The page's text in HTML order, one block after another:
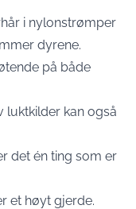
i nylonstrømper
dyrene.
på både
luktkilder kan også
det én ting som er
et høyt gjerde.